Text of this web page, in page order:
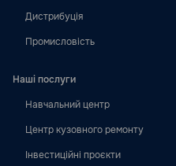
Дистрибуція
Промисловість
Наші послуги
Навчальний центр
Центр кузовного ремонту
Інвестиційні проєкти